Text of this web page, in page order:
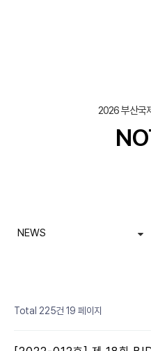
2026 부산국
NEWS
Total 225건 19 페이지